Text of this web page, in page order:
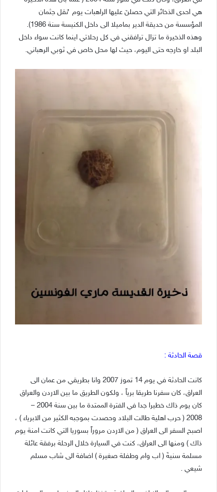
هي احدى الذخائر التي حصلنَ عليها الراهبات يوم ُنقل جثمان
المؤسسة من حديقة الدير بماميلا الى داخل الكنيسة سنة 1986).
وهذه الذخيرة ما تزال ترافقني في كل رحلاتي اينما كانت سواء داخل
البلد او خارجه حتى اليوم، حيث لها محل خاص في ثوبي الرهباني.
قصة الحادثة :
كانت الحادثة في يوم 14 تموز 2007 وانا بطريقي من عمان الى
العراق، كان سفرنا طريقا برياً ، ولكون الطريق ما بين الاردن والعراق
كان يوم ذاك خطيرا جدا في الفترة الممتدة ما بين سنة 2004 –
2008 ( حرب اهلية طالت البلاد وحصدت بموجبه الكثير من الابرياء ) ،
اصبح السفر الى العراق ( من الاردن مروراً بسوريا التي كانت امنة يوم
ذاك ) ومنها الى العراق، كنت في السيارة خلال الرحلة برفقة عائلة
مسلمة سنيةَ ( اب وام وطفلة صغيرة ) اضافة الى شاب مسلم
شيعي .